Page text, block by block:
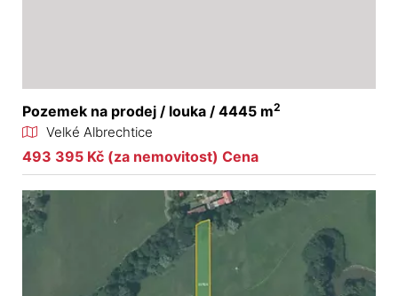
Pozemek na prodej / louka / 4445 m2
Velké Albrechtice
493 395 Kč (za nemovitost) Cena